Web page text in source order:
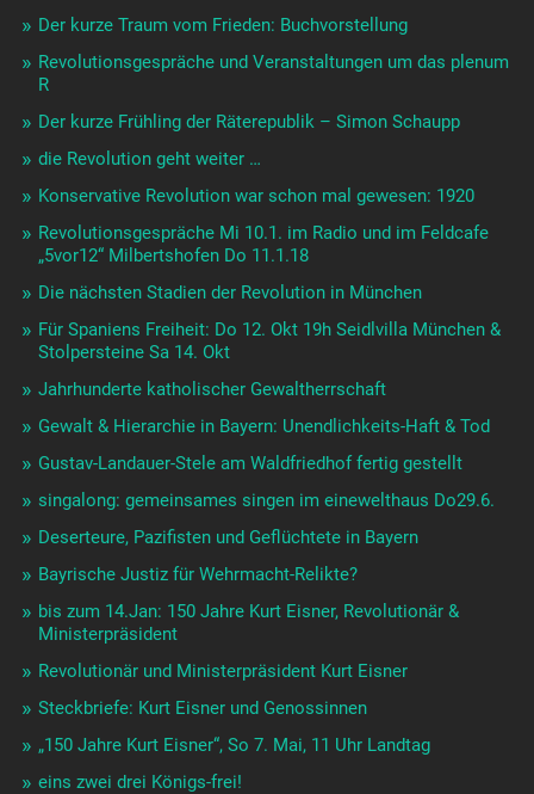
Der kurze Traum vom Frieden: Buchvorstellung
Revolutionsgespräche und Veranstaltungen um das plenum
R
Der kurze Frühling der Räterepublik – Simon Schaupp
die Revolution geht weiter …
Konservative Revolution war schon mal gewesen: 1920
Revolutionsgespräche Mi 10.1. im Radio und im Feldcafe
„5vor12“ Milbertshofen Do 11.1.18
Die nächsten Stadien der Revolution in München
Für Spaniens Freiheit: Do 12. Okt 19h Seidlvilla München &
Stolpersteine Sa 14. Okt
Jahrhunderte katholischer Gewaltherrschaft
Gewalt & Hierarchie in Bayern: Unendlichkeits-Haft & Tod
Gustav-Landauer-Stele am Waldfriedhof fertig gestellt
singalong: gemeinsames singen im einewelthaus Do29.6.
Deserteure, Pazifisten und Geflüchtete in Bayern
Bayrische Justiz für Wehrmacht-Relikte?
bis zum 14.Jan: 150 Jahre Kurt Eisner, Revolutionär &
Ministerpräsident
Revolutionär und Ministerpräsident Kurt Eisner
Steckbriefe: Kurt Eisner und Genossinnen
„150 Jahre Kurt Eisner“, So 7. Mai, 11 Uhr Landtag
eins zwei drei Königs-frei!